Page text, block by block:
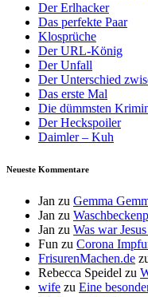
Der Erlhacker
Das perfekte Paar
Klosprüche
Der URL-König
Der Unfall
Der Unterschied
Das erste Mal
Die dümmsten
Der Heckspoiler
Daimler – Kuh
Neueste Kommentare
Jan zu Gemma
Jan zu
Jan zu Was war
Fun zu Corona
FrisurenMachen.de
Rebecca Speidel zu
wife zu Eine